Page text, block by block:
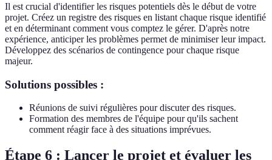
Il est crucial d'identifier les risques potentiels dès le début de votre
projet. Créez un registre des risques en listant chaque risque identifié
et en déterminant comment vous comptez le gérer. D'après notre
expérience, anticiper les problèmes permet de minimiser leur impact.
Développez des scénarios de contingence pour chaque risque
majeur.
Solutions possibles :
Réunions de suivi régulières pour discuter des risques.
Formation des membres de l'équipe pour qu'ils sachent
comment réagir face à des situations imprévues.
Étape 6 : Lancer le projet et évaluer les